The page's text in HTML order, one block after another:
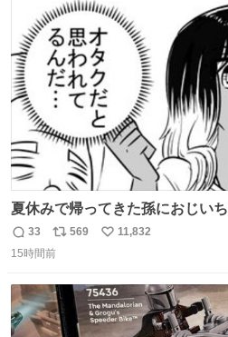
ト
数
数
夏休みで帰ってきた孫におじい
コマ漫画 #Web漫画 #漫画が読め
返
信
33
リ
ポ
ト
数
569
い
数
11,832
15時間前